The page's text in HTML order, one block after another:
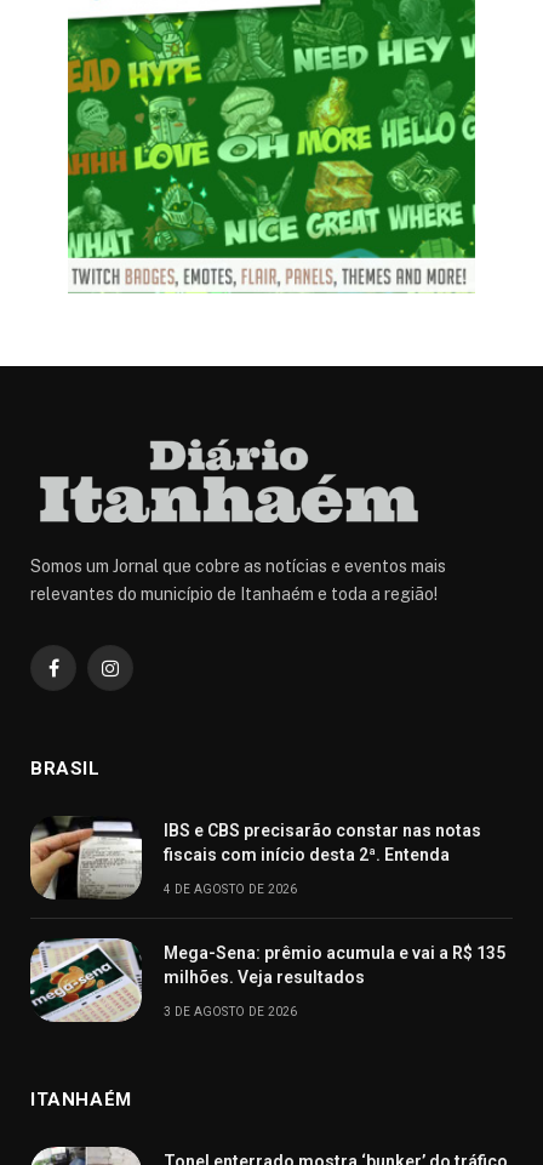
Somos um Jornal que cobre as notícias e eventos mais
relevantes do município de Itanhaém e toda a região!
FacebookInstagram
BRASIL
IBS e CBS precisarão constar nas notas
fiscais com início desta 2ª. Entenda
4 DE AGOSTO DE 2026
Mega-Sena: prêmio acumula e vai a R$ 135
milhões. Veja resultados
3 DE AGOSTO DE 2026
ITANHAÉM
Tonel enterrado mostra ‘bunker’ do tráfico